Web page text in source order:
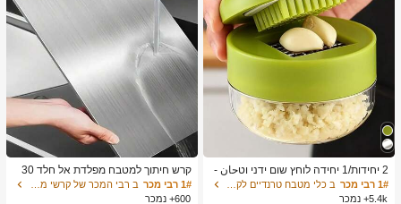
2 יחידות/1 יחידה לוחץ שום ידני וטحان -
כלי מטבח רב-תכליתי, ניתן להשתמש לקי
צוץ, פריסה וטחינה, מתאים לבית, מסעד
1# רבי מכר
5.4k+ נמכר
קרש חיתוך למטבח מפלדת אל חלד 30
4, מתאים לחיתוך בשר, פירות וירקות, קל
לניקוי, לבישול ביתי
1# רבי מכר
600+ נמכר